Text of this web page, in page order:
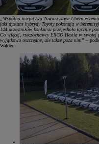
„Wspólna inicjatywa Towarzystwa
jaki dystans hybrydy Toyoty pokonują w
144 uczestników konkursu przejechało łącznie
Co więcej, rzeczoznawcy ERGO Hestia w
wyjątkowo oszczędne, ale także poza nim” –
Walder.